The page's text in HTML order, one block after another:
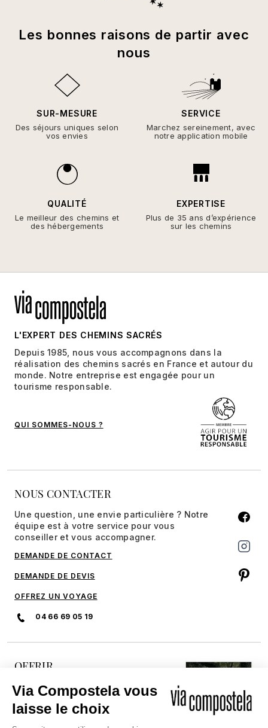
Les bonnes raisons de partir avec
nous
SUR-MESURE
Des séjours uniques selon
vos envies
SERVICE
Marchez sereinement, avec
notre application mobile
QUALITÉ
Le meilleur des chemins et
des hébergements
EXPERTISE
Plus de 35 ans d’expérience
sur les chemins
L'EXPERT DES CHEMINS SACRÉS
Depuis 1985, nous vous accompagnons dans la
réalisation des chemins sacrés en France et autour du
monde. Notre entreprise est engagée pour un
tourisme responsable.
QUI SOMMES-NOUS ?
NOUS CONTACTER
Une question, une envie particulière ? Notre
équipe est à votre service pour vous
conseiller et vous accompagner.
DEMANDE DE CONTACT
DEMANDE DE DEVIS
OFFREZ UN VOYAGE
04 66 69 05 19
OFFRIR
DÉCOUVREZ NOTRE CARTE
CADEAU
Et offrez à un proche la possibilité
de réaliser son rêve sur les